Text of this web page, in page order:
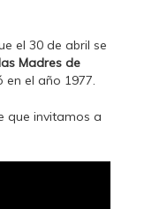
el 30 de abril se
Madres de
en el año 1977.
que invitamos a